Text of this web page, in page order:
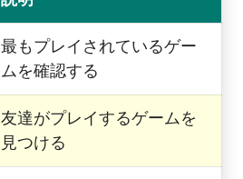
最もプレイされているゲー
ムを確認する
友達がプレイするゲームを
見つける